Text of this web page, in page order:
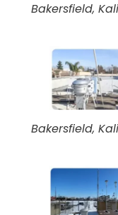
Bakersfield,
Bakersfield,